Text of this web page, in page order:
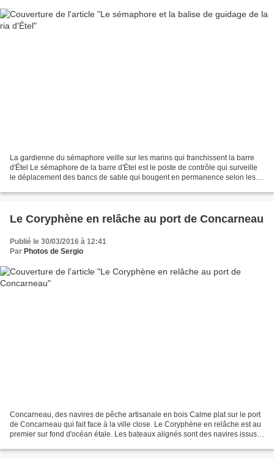
La gardienne du sémaphore veille sur les marins qui franchissent la barre
d'Étel Le sémaphore de la barre d'Étel est le poste de contrôle qui surveille
le déplacement des bancs de sable qui bougent en permanence selon les
Le Coryphène en relâche au port de Concarneau
Publié le 30/03/2016 à 12:41
Par Photos de Sergio
Concarneau, des navires de pêche artisanale en bois Calme plat sur le port
de Concarneau qui fait face à la ville close. Le Coryphène en relâche est au
premier sur fond d'océan étale. Les bateaux alignés sont des navires issus